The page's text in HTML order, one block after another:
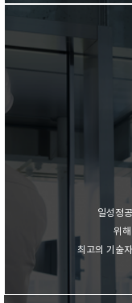
일성정
위
최고의 기술